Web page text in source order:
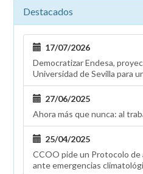
Destacados
17/07/2026
Democratizar Endesa,
Universidad de Sevilla para
27/06/2025
Ahora más que nunca: al
25/04/2025
CCOO pide un Protocolo de
ante emergencias